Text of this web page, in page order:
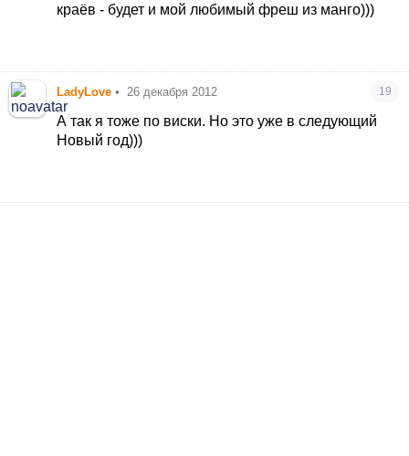
краёв - будет и мой любимый фреш из манго)))
LadyLovе • 26 декабря 2012 19
А так я тоже по виски. Но это уже в следующий
Новый год)))